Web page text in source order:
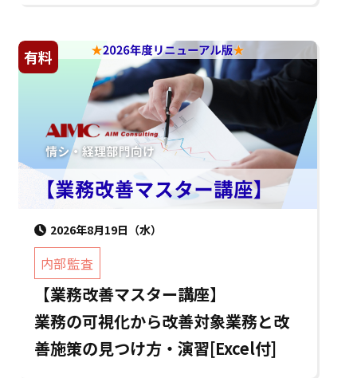
有料
2026年8月19日（水）
内部監査
【業務改善マスター講座】
業務の可視化から改善対象業務と改
善施策の見つけ方・演習[Excel付]